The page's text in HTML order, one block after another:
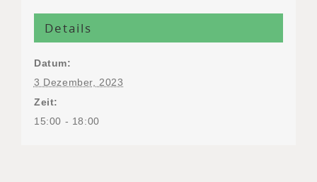
Details
Datum:
3 Dezember, 2023
Zeit:
15:00 - 18:00